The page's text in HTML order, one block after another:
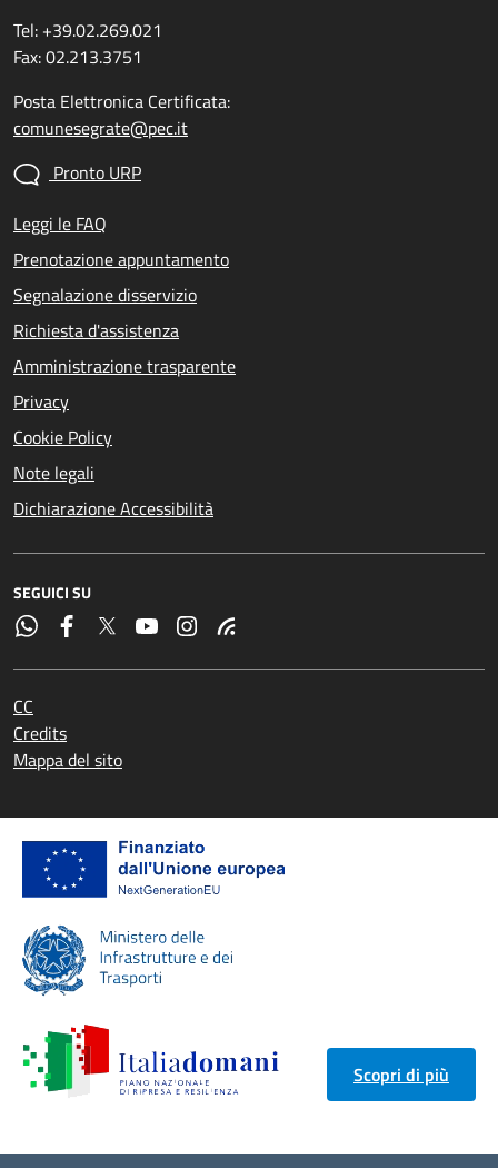
Tel: +39.02.269.021
Fax: 02.213.3751
Posta Elettronica Certificata:
comunesegrate@pec.it
Pronto URP
Leggi le FAQ
Prenotazione appuntamento
Segnalazione disservizio
Richiesta d'assistenza
Amministrazione trasparente
Privacy
Cookie Policy
Note legali
Dichiarazione Accessibilità
SEGUICI SU
CC
Credits
Mappa del sito
Scopri di più